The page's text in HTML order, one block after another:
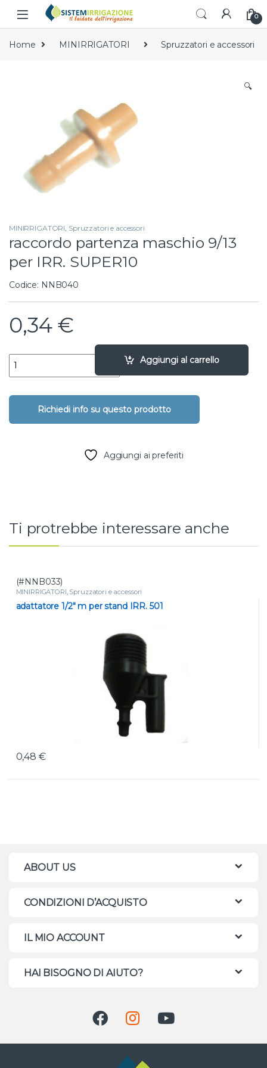
Skip to navigation
Skip to content
0
Home MINIRRIGATORI Spruzzatori e accessori
🔍
MINIRRIGATORI, Spruzzatori e accessori
raccordo partenza maschio 9/13
per IRR. SUPER10
Codice: NNB040
0,34 €
raccordo partenza maschio 9/13 per IRR. SUPER10 quantity
Aggiungi al carrello
Aggiungi ai preferiti
Ti protrebbe interessare anche
(#NNB033)
MINIRRIGATORI, Spruzzatori e accessori
adattatore 1/2″ m per stand IRR. 501
0,48 €
ABOUT US
CONDIZIONI D’ACQUISTO
IL MIO ACCOUNT
HAI BISOGNO DI AIUTO?